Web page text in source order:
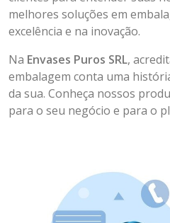
melhores soluções em
excelência e na inovação.
Na Envases Puros SRL,
embalagem conta uma
da sua. Conheça nossos
para o seu negócio e para o